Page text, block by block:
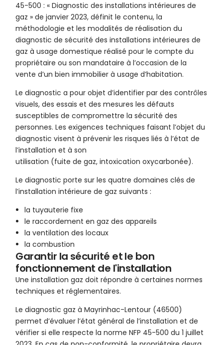
45-500 : « Diagnostic des installations intérieures de
gaz » de janvier 2023, définit le contenu, la
méthodologie et les modalités de réalisation du
diagnostic de sécurité des installations intérieures de
gaz à usage domestique réalisé pour le compte du
propriétaire ou son mandataire à l’occasion de la
vente d’un bien immobilier à usage d’habitation.
Le diagnostic a pour objet d’identifier par des contrôles
visuels, des essais et des mesures les défauts
susceptibles de compromettre la sécurité des
personnes. Les exigences techniques faisant l’objet du
diagnostic visent à prévenir les risques liés à l’état de
l’installation et à son
utilisation (fuite de gaz, intoxication oxycarbonée).
Le diagnostic porte sur les quatre domaines clés de
l’installation intérieure de gaz suivants :
la tuyauterie fixe
le raccordement en gaz des appareils
la ventilation des locaux
la combustion
Garantir la sécurité et le bon
fonctionnement de l'installation
Une installation gaz doit répondre à certaines normes
techniques et réglementaires.
Le diagnostic gaz à Mayrinhac-Lentour (46500)
permet d’évaluer l’état général de l’installation et de
vérifier si elle respecte la norme NFP 45-500 du 1 juillet